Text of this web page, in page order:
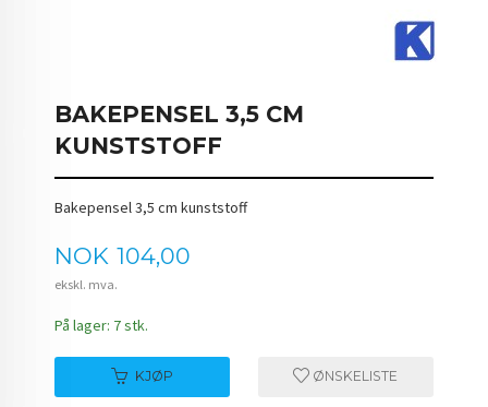
BAKEPENSEL 3,5 CM
KUNSTSTOFF
Bakepensel 3,5 cm kunststoff
Pris
NOK 104,00
ekskl. mva.
På lager: 7 stk.
KJØP ØNSKELISTE